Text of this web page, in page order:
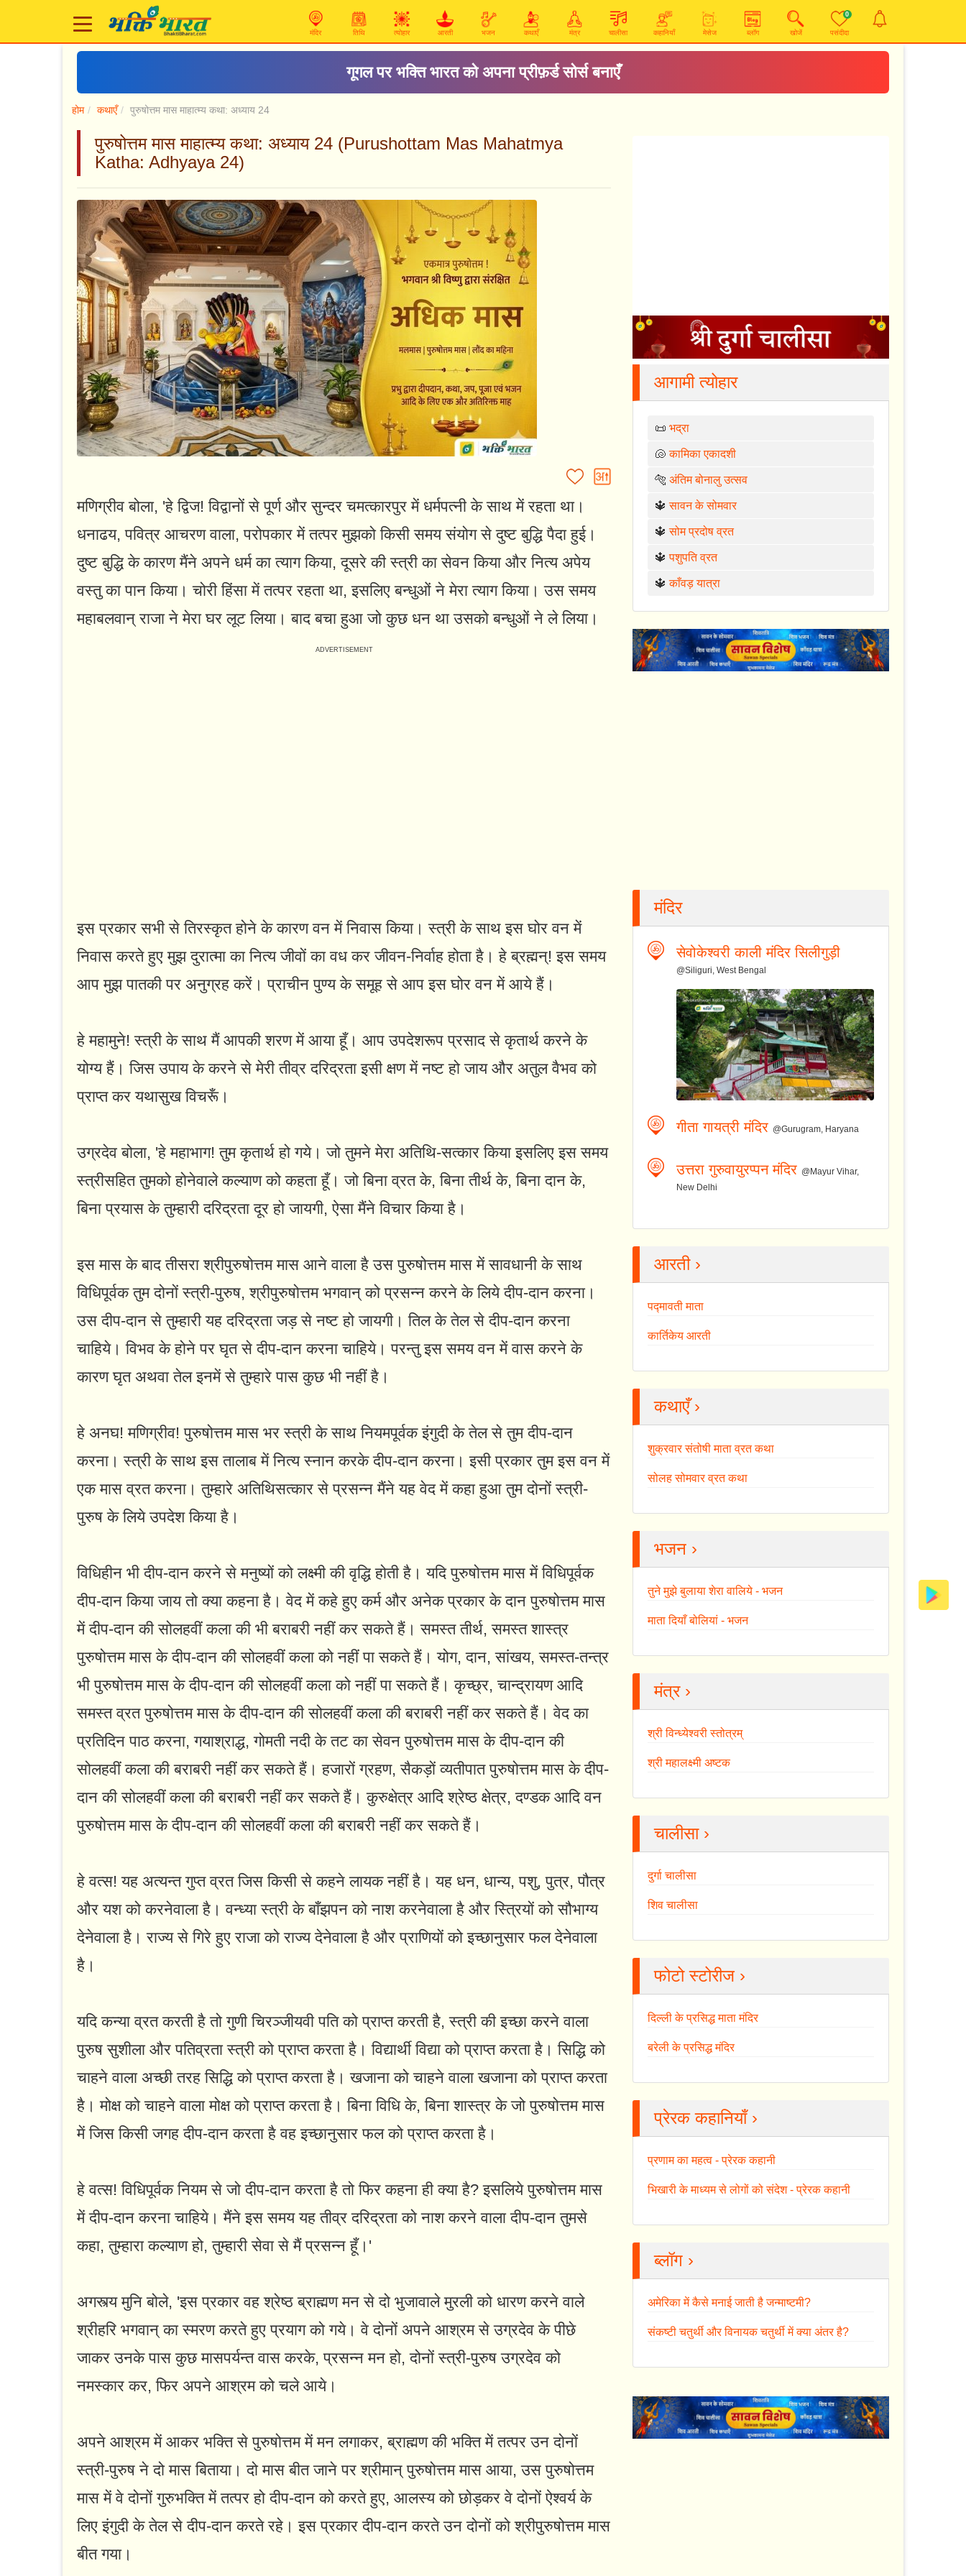
मंदिर तिथि त्योहार आरती भजन कथाएँ मंत्र चालीसा कहानियाँ मेसेज ब्लॉग खोजें
0
पसंदीदा
गूगल पर भक्ति भारत को अपना प्रीफ़र्ड सोर्स बनाएँ
होम कथाएँ पुरुषोत्तम मास माहात्म्य कथा: अध्याय 24
पुरुषोत्तम मास माहात्म्य कथा: अध्याय 24 (Purushottam Mas Mahatmya
Katha: Adhyaya 24)
मणिग्रीव बोला, 'हे द्विज! विद्वानों से पूर्ण और सुन्दर चमत्कारपुर में धर्मपत्नी के साथ में रहता था।
धनाढय, पवित्र आचरण वाला, परोपकार में तत्पर मुझको किसी समय संयोग से दुष्ट बुद्धि पैदा हुई।
दुष्ट बुद्धि के कारण मैंने अपने धर्म का त्याग किया, दूसरे की स्त्री का सेवन किया और नित्य अपेय
वस्तु का पान किया। चोरी हिंसा में तत्पर रहता था, इसलिए बन्धुओं ने मेरा त्याग किया। उस समय
महाबलवान्‌ राजा ने मेरा घर लूट लिया। बाद बचा हुआ जो कुछ धन था उसको बन्धुओं ने ले लिया।
इस प्रकार सभी से तिरस्कृत होने के कारण वन में निवास किया। स्त्री के साथ इस घोर वन में
निवास करते हुए मुझ दुरात्मा का नित्य जीवों का वध कर जीवन-निर्वाह होता है। हे ब्रह्मन्‌! इस समय
आप मुझ पातकी पर अनुग्रह करें। प्राचीन पुण्य के समूह से आप इस घोर वन में आये हैं।
हे महामुने! स्त्री के साथ मैं आपकी शरण में आया हूँ। आप उपदेशरूप प्रसाद से कृतार्थ करने के
योग्य हैं। जिस उपाय के करने से मेरी तीव्र दरिद्रता इसी क्षण में नष्ट हो जाय और अतुल वैभव को
प्राप्त कर यथासुख विचरूँ।
उग्रदेव बोला, 'हे महाभाग! तुम कृतार्थ हो गये। जो तुमने मेरा अतिथि-सत्कार किया इसलिए इस समय
स्त्रीसहित तुमको होनेवाले कल्याण को कहता हूँ। जो बिना व्रत के, बिना तीर्थ के, बिना दान के,
बिना प्रयास के तुम्हारी दरिद्रता दूर हो जायगी, ऐसा मैंने विचार किया है।
इस मास के बाद तीसरा श्रीपुरुषोत्तम मास आने वाला है उस पुरुषोत्तम मास में सावधानी के साथ
विधिपूर्वक तुम दोनों स्त्री-पुरुष, श्रीपुरुषोत्तम भगवान्‌ को प्रसन्न करने के लिये दीप-दान करना।
उस दीप-दान से तुम्हारी यह दरिद्रता जड़ से नष्ट हो जायगी। तिल के तेल से दीप-दान करना
चाहिये। विभव के होने पर घृत से दीप-दान करना चाहिये। परन्तु इस समय वन में वास करने के
कारण घृत अथवा तेल इनमें से तुम्हारे पास कुछ भी नहीं है।
हे अनघ! मणिग्रीव! पुरुषोत्तम मास भर स्त्री के साथ नियमपूर्वक इंगुदी के तेल से तुम दीप-दान
करना। स्त्री के साथ इस तालाब में नित्य स्नान करके दीप-दान करना। इसी प्रकार तुम इस वन में
एक मास व्रत करना। तुम्हारे अतिथिसत्कार से प्रसन्न मैंने यह वेद में कहा हुआ तुम दोनों स्त्री-
पुरुष के लिये उपदेश किया है।
विधिहीन भी दीप-दान करने से मनुष्यों को लक्ष्मी की वृद्धि होती है। यदि पुरुषोत्तम मास में विधिपूर्वक
दीप-दान किया जाय तो क्या कहना है। वेद में कहे हुए कर्म और अनेक प्रकार के दान पुरुषोत्तम मास
में दीप-दान की सोलहवीं कला की भी बराबरी नहीं कर सकते हैं। समस्त तीर्थ, समस्त शास्त्र
पुरुषोत्तम मास के दीप-दान की सोलहवीं कला को नहीं पा सकते हैं। योग, दान, सांखय, समस्त-तन्त्र
भी पुरुषोत्तम मास के दीप-दान की सोलहवीं कला को नहीं पा सकते हैं। कृच्छ्र, चान्द्रायण आदि
समस्त व्रत पुरुषोत्तम मास के दीप-दान की सोलहवीं कला की बराबरी नहीं कर सकते हैं। वेद का
प्रतिदिन पाठ करना, गयाश्राद्ध, गोमती नदी के तट का सेवन पुरुषोत्तम मास के दीप-दान की
सोलहवीं कला की बराबरी नहीं कर सकते हैं। हजारों ग्रहण, सैकड़ों व्यतीपात पुरुषोत्तम मास के दीप-
दान की सोलहवीं कला की बराबरी नहीं कर सकते हैं। कुरुक्षेत्र आदि श्रेष्ठ क्षेत्र, दण्डक आदि वन
पुरुषोत्तम मास के दीप-दान की सोलहवीं कला की बराबरी नहीं कर सकते हैं।
हे वत्स! यह अत्यन्त गुप्त व्रत जिस किसी से कहने लायक नहीं है। यह धन, धान्य, पशु, पुत्र, पौत्र
और यश को करनेवाला है। वन्ध्या स्त्री के बाँझपन को नाश करनेवाला है और स्त्रियों को सौभाग्य
देनेवाला है। राज्य से गिरे हुए राजा को राज्य देनेवाला है और प्राणियों को इच्छानुसार फल देनेवाला
है।
यदि कन्या व्रत करती है तो गुणी चिरञ्जीयवी पति को प्राप्त करती है, स्त्री की इच्छा करने वाला
पुरुष सुशीला और पतिव्रता स्त्री को प्राप्त करता है। विद्यार्थी विद्या को प्राप्त करता है। सिद्धि को
चाहने वाला अच्छी तरह सिद्धि को प्राप्त करता है। खजाना को चाहने वाला खजाना को प्राप्त करता
है। मोक्ष को चाहने वाला मोक्ष को प्राप्त करता है। बिना विधि के, बिना शास्त्र के जो पुरुषोत्तम मास
में जिस किसी जगह दीप-दान करता है वह इच्छानुसार फल को प्राप्त करता है।
हे वत्स! विधिपूर्वक नियम से जो दीप-दान करता है तो फिर कहना ही क्या है? इसलिये पुरुषोत्तम मास
में दीप-दान करना चाहिये। मैंने इस समय यह तीव्र दरिद्रता को नाश करने वाला दीप-दान तुमसे
कहा, तुम्हारा कल्याण हो, तुम्हारी सेवा से मैं प्रसन्न हूँ।'
अगस्त्य मुनि बोले, 'इस प्रकार वह श्रेष्ठ ब्राह्मण मन से दो भुजावाले मुरली को धारण करने वाले
श्रीहरि भगवान्‌ का स्मरण करते हुए प्रयाग को गये। वे दोनों अपने आश्रम से उग्रदेव के पीछे
जाकर उनके पास कुछ मासपर्यन्त वास करके, प्रसन्न मन हो, दोनों स्त्री-पुरुष उग्रदेव को
नमस्कार कर, फिर अपने आश्रम को चले आये।
अपने आश्रम में आकर भक्ति से पुरुषोत्तम में मन लगाकर, ब्राह्मण की भक्ति में तत्पर उन दोनों
स्त्री-पुरुष ने दो मास बिताया। दो मास बीत जाने पर श्रीमान्‌ पुरुषोत्तम मास आया, उस पुरुषोत्तम
मास में वे दोनों गुरुभक्ति में तत्पर हो दीप-दान को करते हुए, आलस्य को छोड़कर वे दोनों ऐश्वर्य के
लिए इंगुदी के तेल से दीप-दान करते रहे। इस प्रकार दीप-दान करते उन दोनों को श्रीपुरुषोत्तम मास
बीत गया।
आगामी त्योहार
📜भद्रा
🐚कामिका एकादशी
🐅अंतिम बोनालु उत्सव
🔱सावन के सोमवार
🔱सोम प्रदोष व्रत
🔱पशुपति व्रत
🔱काँवड़ यात्रा
मंदिर
सेवोकेश्वरी काली मंदिर सिलीगुड़ी
@Siliguri, West Bengal
गीता गायत्री मंदिर @Gurugram, Haryana
उत्तरा गुरुवायुरप्पन मंदिर @Mayur Vihar,
New Delhi
आरती ›
पद्मावती माता
कार्तिकेय आरती
कथाएँ ›
शुक्रवार संतोषी माता व्रत कथा
सोलह सोमवार व्रत कथा
भजन ›
तुने मुझे बुलाया शेरा वालिये - भजन
माता दियाँ बोलियां - भजन
मंत्र ›
श्री विन्ध्येश्वरी स्तोत्रम्
श्री महालक्ष्मी अष्टक
चालीसा ›
दुर्गा चालीसा
शिव चालीसा
फोटो स्टोरीज ›
दिल्ली के प्रसिद्ध माता मंदिर
बरेली के प्रसिद्ध मंदिर
प्रेरक कहानियाँ ›
प्रणाम का महत्व - प्रेरक कहानी
भिखारी के माध्यम से लोगों को संदेश - प्रेरक कहानी
ब्लॉग ›
अमेरिका में कैसे मनाई जाती है जन्माष्टमी?
संकष्टी चतुर्थी और विनायक चतुर्थी में क्या अंतर है?